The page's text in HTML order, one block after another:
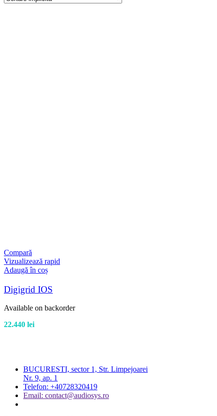
Compară
Vizualizează rapid
Adaugă în coș
Digigrid IOS
Available on backorder
22.440 lei
BUCURESTI, sector 1, Str. Limpejoarei
Nr. 9, ap. 1
Telefon: +40728320419
Email: contact@audiosys.ro